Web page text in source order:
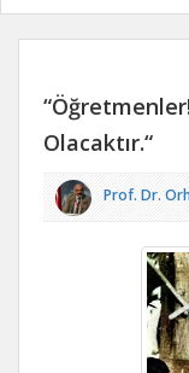
Olacaktır.“
Prof. Dr.